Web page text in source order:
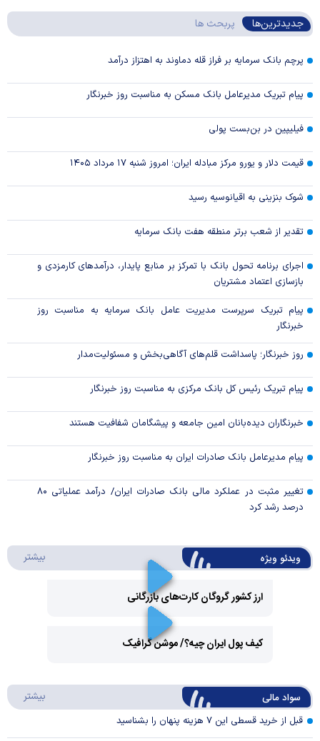
جدیدترین‌ها پربحث ها
پرچم بانک سرمایه بر فراز قله دماوند به اهتزاز درآمد
پیام تبریک مدیرعامل بانک مسکن به مناسبت روز خبرنگار
فیلیپین در بن‌بست پولی
قیمت دلار و یورو مرکز مبادله ایران؛ امروز شنبه ۱۷ مرداد ۱۴۰۵
شوک بنزینی به اقیانوسیه رسید
تقدیر از شعب برتر منطقه هفت بانک سرمایه
اجرای برنامه تحول بانک با تمرکز بر منابع پایدار، درآمدهای کارمزدی و
بازسازی اعتماد مشتریان
پیام تبریک سرپرست مدیریت عامل بانک سرمایه به مناسبت روز
خبرنگار
روز خبرنگار؛ پاسداشت قلم‌های آگاهی‌بخش و مسئولیت‌مدار
پیام تبریک رئیس کل بانک مرکزی به مناسبت روز خبرنگار
خبرنگاران دیده‌بانان امین جامعه و پیشگامان شفافیت هستند
پیام مدیرعامل بانک صادرات ایران به مناسبت روز خبرنگار
تغییر مثبت در عملکرد مالی بانک صادرات ایران/ درآمد عملیاتی ۸۰
درصد رشد کرد
ویدئو ویژه بیشتر
ارز کشور گروگان کارت‌های بازرگانی
Video
کیف پول ایران چیه؟/ موشن گرافیک
سواد مالی بیشتر
قبل از خرید قسطی این ۷ هزینه پنهان را بشناسید